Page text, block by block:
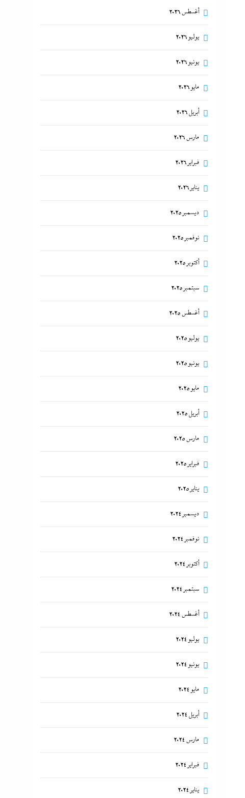
أغسطس 2026
يوليو 2026
يونيو 2026
مايو 2026
أبريل 2026
مارس 2026
فبراير 2026
يناير 2026
ديسمبر 2025
نوفمبر 2025
أكتوبر 2025
سبتمبر 2025
أغسطس 2025
يوليو 2025
يونيو 2025
مايو 2025
أبريل 2025
مارس 2025
فبراير 2025
يناير 2025
ديسمبر 2024
نوفمبر 2024
أكتوبر 2024
سبتمبر 2024
أغسطس 2024
يوليو 2024
يونيو 2024
مايو 2024
أبريل 2024
مارس 2024
فبراير 2024
يناير 2024